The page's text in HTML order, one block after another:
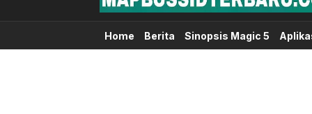
Map Bussid Terbaru
MapBussidTerbaru.com | Pusat
Home Berita Sinopsis Magic 5